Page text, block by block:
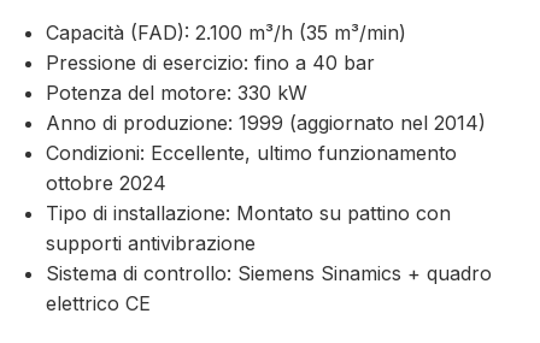
Capacità (FAD): 2.100 m³/h (35 m³/min)
Pressione di esercizio: fino a 40 bar
Potenza del motore: 330 kW
Anno di produzione: 1999 (aggiornato nel 2014)
Condizioni: Eccellente, ultimo funzionamento
ottobre 2024
Tipo di installazione: Montato su pattino con
supporti antivibrazione
Sistema di controllo: Siemens Sinamics + quadro
elettrico CE